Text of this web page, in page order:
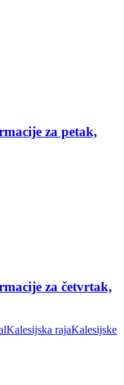
za petak,
za četvrtak,
Kalesijska rajaKalesijske